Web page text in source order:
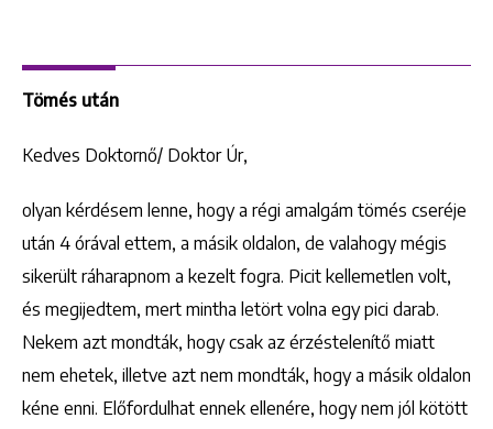
Tömés után
Kedves Doktornő/ Doktor Úr,
olyan kérdésem lenne, hogy a régi amalgám tömés cseréje
után 4 órával ettem, a másik oldalon, de valahogy mégis
sikerült ráharapnom a kezelt fogra. Picit kellemetlen volt,
és megijedtem, mert mintha letört volna egy pici darab.
Nekem azt mondták, hogy csak az érzéstelenítő miatt
nem ehetek, illetve azt nem mondták, hogy a másik oldalon
kéne enni. Előfordulhat ennek ellenére, hogy nem jól kötött